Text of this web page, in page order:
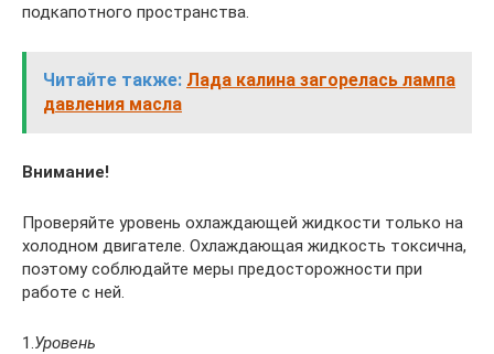
подкапотного пространства.
Читайте также: Лада калина загорелась лампа
давления масла
Внимание!
Проверяйте уровень охлаждающей жидкости только на
холодном двигателе. Охлаждающая жидкость токсична,
поэтому соблюдайте меры предосторожности при
работе с ней.
1.Уровень